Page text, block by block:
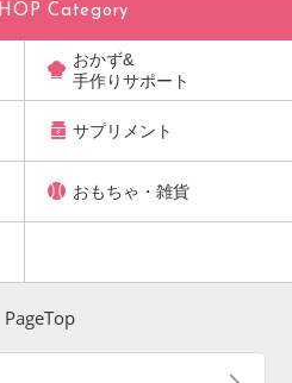
Category
おかず&
手作りサポート
サプリメント
おもちゃ・雑貨
PageTop